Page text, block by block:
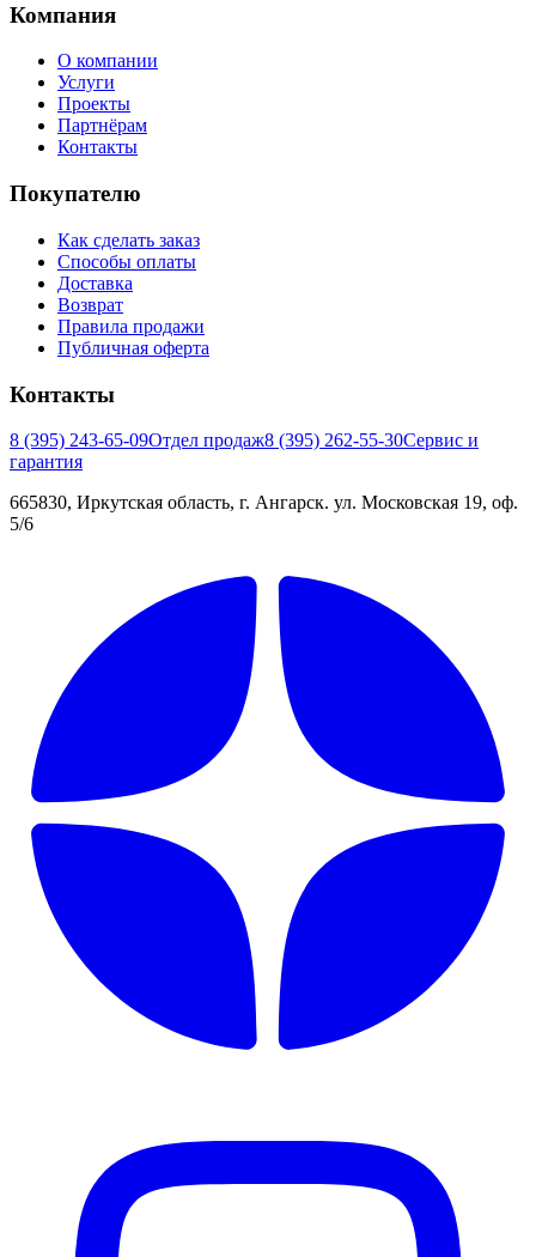
Компания
О компании
Услуги
Проекты
Партнёрам
Контакты
Покупателю
Как сделать заказ
Способы оплаты
Доставка
Возврат
Правила продажи
Публичная оферта
Контакты
8 (395) 243-65-09Отдел продаж8 (395) 262-55-30Сервис и
гарантия
665830, Иркутская область, г. Ангарск. ул. Московская 19, оф.
5/6